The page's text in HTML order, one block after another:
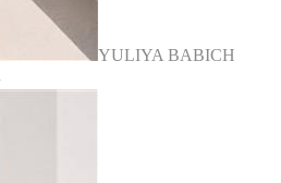
YULIYA BABICH